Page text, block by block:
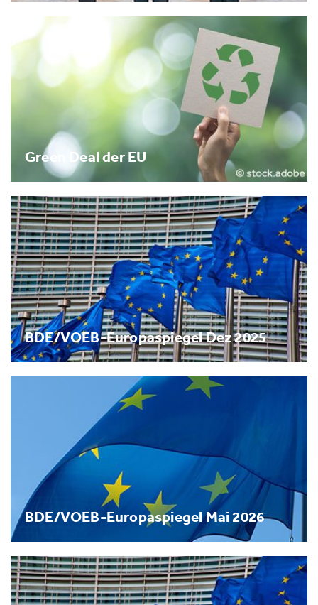
Green Deal der EU
BDE/VOEB-Europaspiegel Dez 2025
BDE/VOEB-Europaspiegel Mai 2026